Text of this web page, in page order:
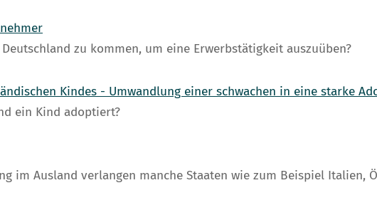
zu kommen, um eine Erwerbstätigkeit auszuüben?
Kindes - Umwandlung einer schwachen in eine starke
ein Kind adoptiert?
im Ausland verlangen manche Staaten wie zum Beispiel Italien,